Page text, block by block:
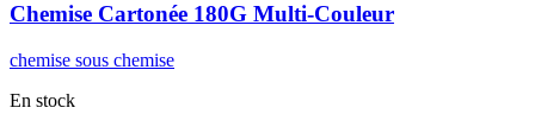
Chemise Cartonée 180G Multi-Couleur
chemise sous chemise
En stock